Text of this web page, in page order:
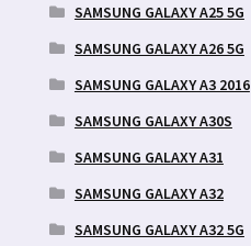
SAMSUNG GALAXY A25 5G
SAMSUNG GALAXY A26 5G
SAMSUNG GALAXY A3 2016
SAMSUNG GALAXY A30S
SAMSUNG GALAXY A31
SAMSUNG GALAXY A32
SAMSUNG GALAXY A32 5G